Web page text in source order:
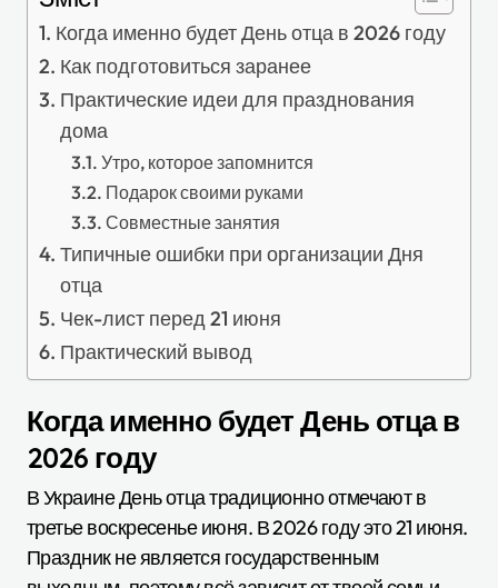
Когда именно будет День отца в 2026 году
Как подготовиться заранее
Практические идеи для празднования
дома
Утро, которое запомнится
Подарок своими руками
Совместные занятия
Типичные ошибки при организации Дня
отца
Чек-лист перед 21 июня
Практический вывод
Когда именно будет День отца в
2026 году
В Украине День отца традиционно отмечают в
третье воскресенье июня. В 2026 году это 21 июня.
Праздник не является государственным